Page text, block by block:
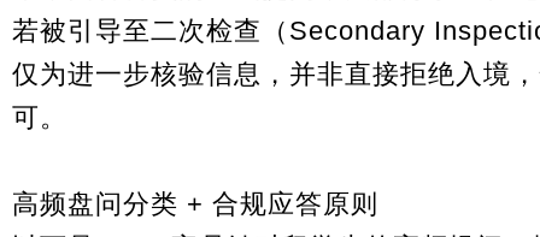
若被引导至二次检查（ Secondary
仅为进一步核验信息，并非直接拒绝入境
可。
高频盘问分类 + 合规应答原则